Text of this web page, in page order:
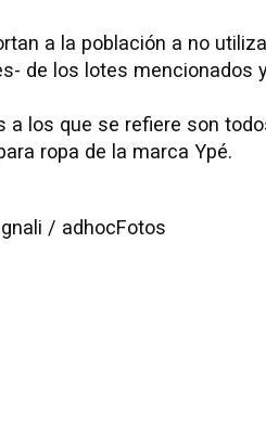
a la población a no
de los lotes mencionados
a los que se refiere son
ropa de la marca Ypé.
/ adhocFotos